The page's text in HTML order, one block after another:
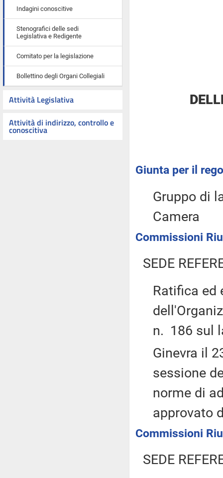
Indagini conoscitive
Stenografici delle sedi
Legislativa e Redigente
Comitato per la legislazione
Bollettino degli Organi Collegiali
Attività Legislativa
Attività di indirizzo, controllo e
conoscitiva
Giunta per il
Gruppo di
Camera
Commissioni
SEDE
Ratifica ed
n. 186 sul
Ginevra il
sessione
norme di
approvato
Commissioni
SEDE